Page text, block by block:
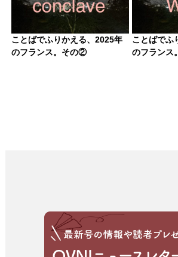
ことばでふりかえる、2025年
のフランス。その②
ことばでふ
のフランス